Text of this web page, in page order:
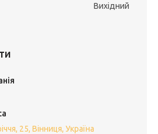
Вихідний
25, Вінниця, Україна